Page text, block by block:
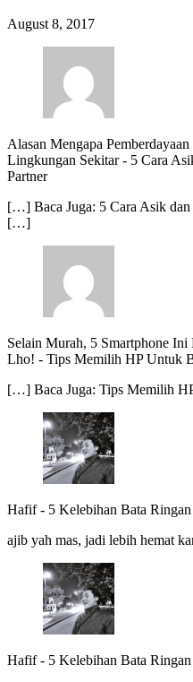
August 8, 2017
Alasan Mengapa
Lingkungan Sekitar- 5 Cara
Partner
[…] Baca Juga: 5 Cara Asik
[…]
Selain Murah, 5 Smartphone
Lho! - Tips Memilih HP Untuk
[…] Baca Juga: Tips Memilih
Hafif- 5 Kelebihan Bata
ajib yah mas, jadi lebih hemat
Hafif- 5 Kelebihan Bata